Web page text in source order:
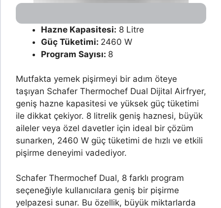
Hazne Kapasitesi: 8 Litre
Güç Tüketimi: 2460 W
Program Sayısı: 8
Mutfakta yemek pişirmeyi bir adım öteye
taşıyan Schafer Thermochef Dual Dijital Airfryer,
geniş hazne kapasitesi ve yüksek güç tüketimi
ile dikkat çekiyor. 8 litrelik geniş haznesi, büyük
aileler veya özel davetler için ideal bir çözüm
sunarken, 2460 W güç tüketimi de hızlı ve etkili
pişirme deneyimi vadediyor.
Schafer Thermochef Dual, 8 farklı program
seçeneğiyle kullanıcılara geniş bir pişirme
yelpazesi sunar. Bu özellik, büyük miktarlarda